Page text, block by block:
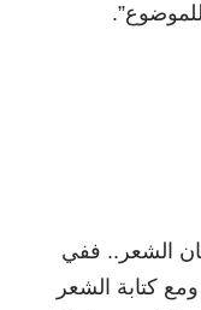
الشعر.. ففي
كتابة الشعر